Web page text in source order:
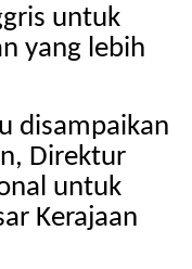
untuk
yang lebih
disampaikan
Direktur
untuk
Kerajaan